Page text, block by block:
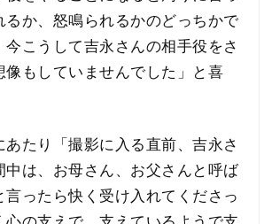
るか、怒鳴られるかのどっちかで
今こうして吉永さんの相手役をさ
像もしていませんでした」と喜
たり「撮影に入る直前、吉永さ
中は、お母さん、お父さんと呼ば
ったら快く受け入れてくださっ